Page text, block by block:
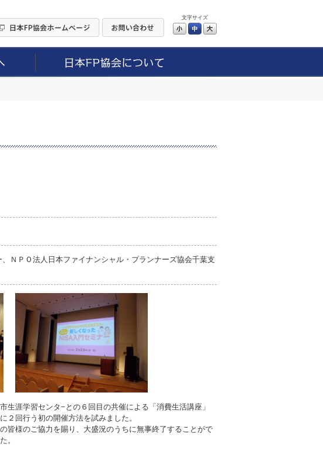
文字サイズ
小 中
ＮＰＯ法人日本ファイナンシャル・プランナーズ協会千葉支
生涯学習センタ−との６回目の共催による「消費生活講座」
２回行う初の開催方法を試みました。
皆様のご協力を賜り、大盛況のうちに無事終了することがで
。